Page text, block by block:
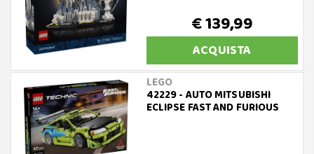
€ 139,99
ACQUISTA
LEGO
42229 - AUTO MITSUBISHI
ECLIPSE FAST AND FURIOUS